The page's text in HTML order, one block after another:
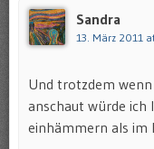
Sandra
13. März 2011
Und trotzdem
anschaut würde ich
einhämmern als im